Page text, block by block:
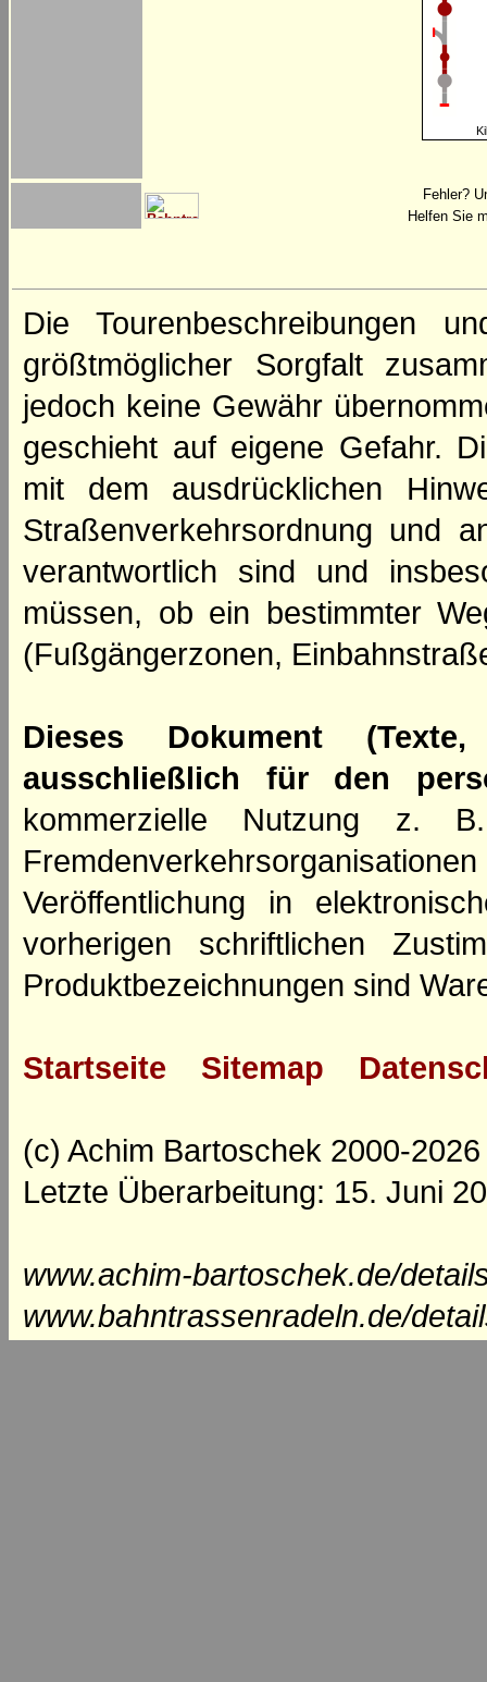
Fehler?
Helfen Sie
Die Tourenbeschreibungen
größtmöglicher Sorgfalt
jedoch keine Gewähr
geschieht auf eigene Gefahr.
mit dem ausdrücklichen
Straßenverkehrsordnung und
verantwortlich sind und
müssen, ob ein bestimmter
(Fußgängerzonen,
Dieses Dokument
ausschließlich für den
kommerzielle Nutzung z.
Veröffentlichung in
vorherigen schriftlichen
Produktbezeichnungen sind
Startseite Sitemap
(c) Achim Bartoschek 2000-2026
Letzte Überarbeitung: 15. Juni
www.achim-bartoschek.de/
www.bahntrassenradeln.de/